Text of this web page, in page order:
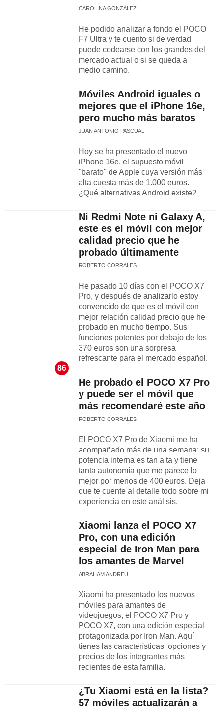
CAROLINA GONZÁLEZ
He podido analizar a fondo el POCO
F7 Ultra y te cuento si de verdad
puede codearse con los grandes del
mercado actual o si se queda a
medio camino.
Móviles Android iguales o
mejores que el iPhone 16e,
pero mucho más baratos
JUAN ANTONIO PASCUAL
Hoy se ha presentado el nuevo
iPhone 16e, el supuesto móvil
"barato" de Apple cuya versión más
alta cuesta más de 1.000 euros.
¿Qué alternativas Android existe?
Ni Redmi Note ni Galaxy A,
este es el móvil con mejor
calidad precio que he
probado últimamente
ROBERTO CORRALES
He pasado 10 días con el POCO X7
Pro, y después de analizarlo estoy
convencido de que es el móvil con
mejor relación calidad precio que he
probado en mucho tiempo. Sus
funciones potentes por debajo de los
370 euros son una sorpresa
refrescante para el mercado español.
86
He probado el POCO X7 Pro
y puede ser el móvil que
más recomendaré este año
ROBERTO CORRALES
El POCO X7 Pro de Xiaomi me ha
acompañado más de una semana: su
potencia interna es tan alta y tiene
tanta autonomía que me parece lo
mejor por menos de 400 euros. Deja
que te cuente al detalle todo sobre mi
experiencia en este análisis.
Xiaomi lanza el POCO X7
Pro, con una edición
especial de Iron Man para
los amantes de Marvel
ABRAHAM ANDREU
Xiaomi ha presentado los nuevos
móviles para amantes de
videojuegos, el POCO X7 Pro y
POCO X7, con una edición especial
protagonizada por Iron Man. Aquí
tienes las características, opciones y
precios de los integrantes más
recientes de esta familia.
¿Tu Xiaomi está en la lista?
57 móviles actualizarán a